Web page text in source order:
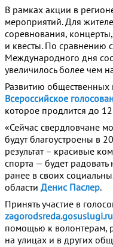
В рамках акции в
мероприятий. Для
соревнования,
и квесты. По сравнению
Международного дня
увеличилось более чем
Развитию общественных
Всероссийское
которое продлится до
«Сейчас свердловчане
будут благоустроены в
результат – красивые
спорта — будет
ранее в своих
области Денис Паслер.
Принять участие в
zagorodsreda.gosuslugi.ru
помощью к волонтерам,
на улицах и в других